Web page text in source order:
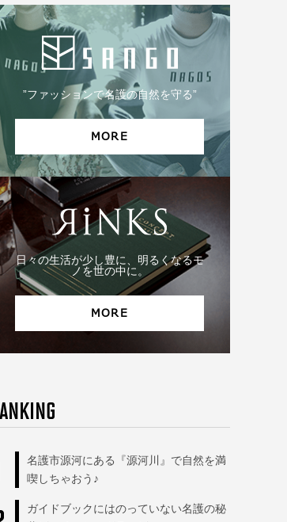
”ファッションで名護の自然を守る”
MORE
日々の生活が少し豊に、明るくなるモ
ノを世の中に。
MORE
名護市源河にある『源河川』で自然を満
喫しちゃおう♪
ガイドブックにはのっていない名護の秘